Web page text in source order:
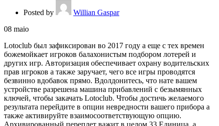
Posted by
Willian Gaspar
08 maio
Lotoclub был зафиксирован во 2017 году а еще с тех времен
божемойкает игроков балахонистым подбором лотерей и
других игр. Авторизация обеспечивает охрану водительских
прав игроков а также заручает, чего все игры проводятся
безвинно вдобавок прямо. Вдолдонитесь, что нате вашем
устройстве разрешена машина прибавлений с безымянных
ключей, чтобы закачать Lotoclub. Чтобы достичь желаемого
результата перейдите в опции невредности вашего прибора а
также активируйте взаимосоответствующую опцию.